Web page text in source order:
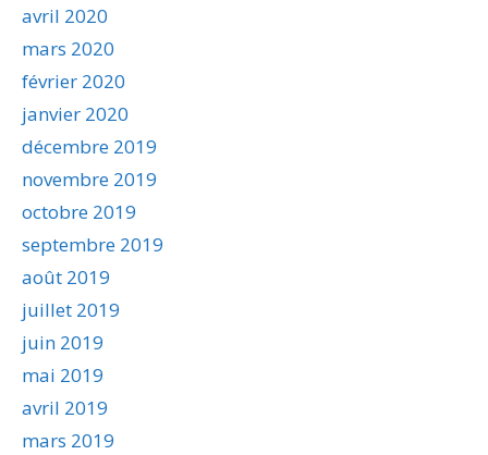
avril 2020
mars 2020
février 2020
janvier 2020
décembre 2019
novembre 2019
octobre 2019
septembre 2019
août 2019
juillet 2019
juin 2019
mai 2019
avril 2019
mars 2019